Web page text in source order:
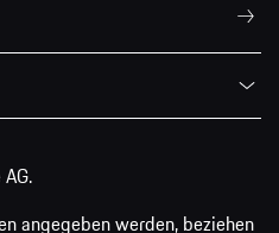
angegeben werden, beziehen